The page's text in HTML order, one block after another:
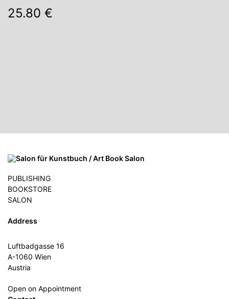
25.80 €
PUBLISHING
BOOKSTORE
SALON
Address
Luftbadgasse 16
A-1060 Wien
Austria
Open on Appointment